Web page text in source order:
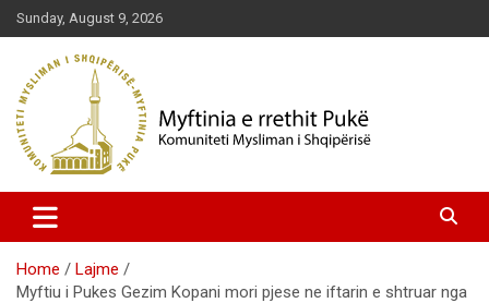
Skip
to
content
Sunday, August 9, 2026
Myftinia Pukë | Faqja Zyrtare
Home
Lajme
Myftiu i Pukes Gezim Kopani mori pjese ne iftarin e shtruar nga